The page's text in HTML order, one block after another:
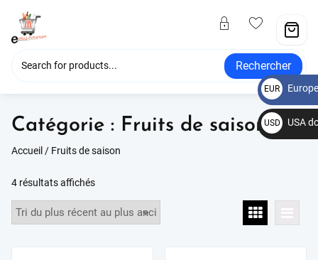
Rechercher
Catégorie : Fruits de saison
Accueil / Fruits de saison
4 résultats affichés
EUR
€
USD
$
USA